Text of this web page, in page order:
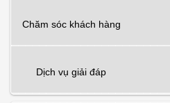
Chăm sóc khách hàng
Dịch vụ giải đáp